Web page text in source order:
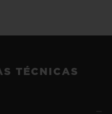
TÉCNICAS